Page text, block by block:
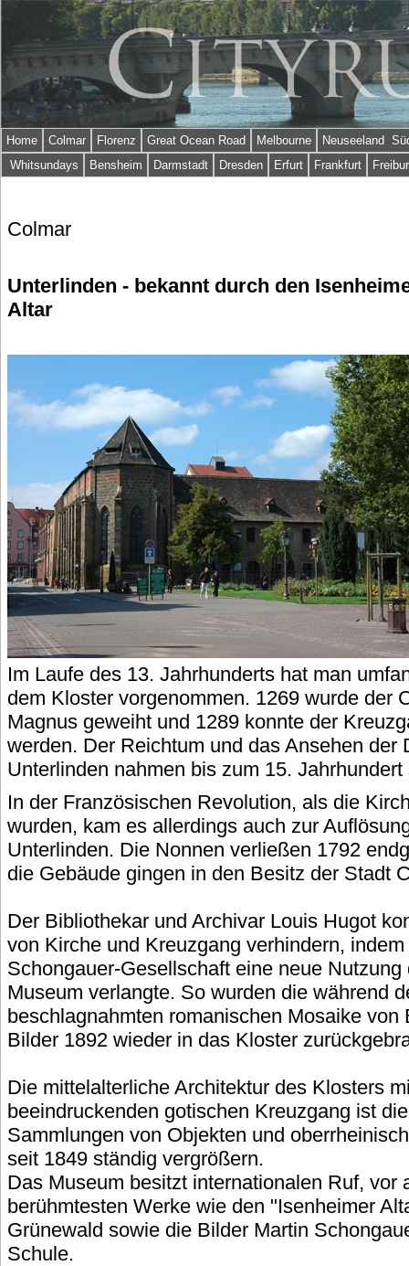
Home Colmar Florenz Great Ocean Road Melbourne
Neuseeland
Whitsundays
Bensheim Darmstadt Dresden Erfurt Frankfurt
Colmar
Unterlinden - bekannt durch den
Altar
Im Laufe des 13. Jahrhunderts hat man
dem Kloster vorgenommen. 1269 wurde der
Magnus geweiht und 1289 konnte der
werden. Der Reichtum und das Ansehen der
Unterlinden nahmen bis zum 15.
In der Französischen Revolution, als die
wurden, kam es allerdings auch zur
Unterlinden. Die Nonnen verließen 1792
die Gebäude gingen in den Besitz der Stadt
Der Bibliothekar und Archivar Louis Hugot
von Kirche und Kreuzgang verhindern,
Schongauer-Gesellschaft eine neue
Museum verlangte. So wurden die während
beschlagnahmten romanischen Mosaike von
Bilder 1892 wieder in das Kloster
Die mittelalterliche Architektur des Klosters
beeindruckenden gotischen Kreuzgang ist
Sammlungen von Objekten und
seit 1849 ständig vergrößern.
Das Museum besitzt internationalen Ruf, vor
berühmtesten Werke wie den "Isenheimer
Grünewald sowie die Bilder Martin
Schule.